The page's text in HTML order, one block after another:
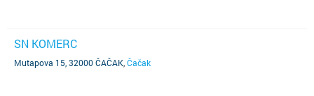
SN KOMERC
Mutapova 15, 32000 ČAČAK Čačak